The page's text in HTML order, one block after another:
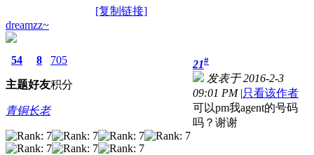
[复制链接]
dreamzz~
54
主题
8
好友
705
积分
青铜长老
21#
发表于 2016-2-3
09:01 PM |只看该作者
可以pm我agent的号码
吗？谢谢